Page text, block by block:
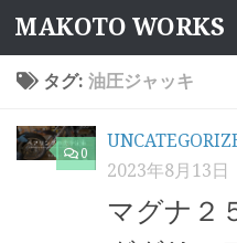
コンテンツへスキップ
MAKOTO WORKS
タグ: 油圧ジャッキ
0
2023年8月13日
マグナ